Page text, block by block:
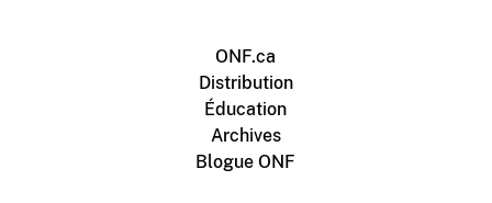
ONF.ca
Distribution
Éducation
Archives
Blogue ONF